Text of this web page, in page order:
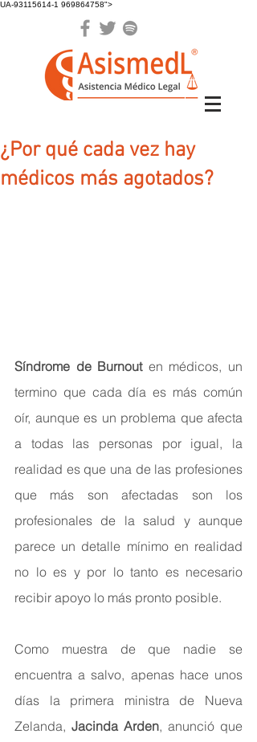
UA-93115614-1 969864758">
¿Por qué cada vez hay
médicos más agotados?
Síndrome de Burnout en médicos, un
termino que cada día es más común
oír, aunque es un problema que afecta
a todas las personas por igual, la
realidad es que una de las profesiones
que más son afectadas son los
profesionales de la salud y aunque
parece un detalle mínimo en realidad
no lo es y por lo tanto es necesario
recibir apoyo lo más pronto posible.
Como muestra de que nadie se
encuentra a salvo, apenas hace unos
días la primera ministra de Nueva
Zelanda, Jacinda Arden, anunció que